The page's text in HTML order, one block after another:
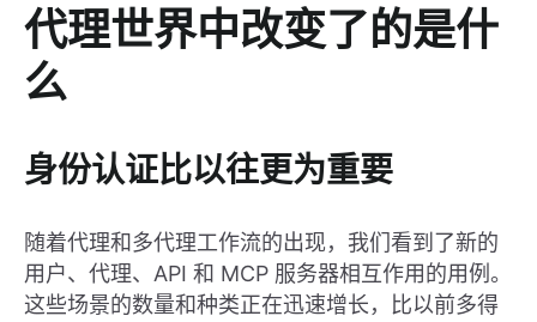
代理世界中改变了的是什
么
身份认证比以往更为重要
随着代理和多代理工作流的出现，我们看到了新的
用户、代理、API 和 MCP 服务器相互作用的用例。
这些场景的数量和种类正在迅速增长，比以前多得